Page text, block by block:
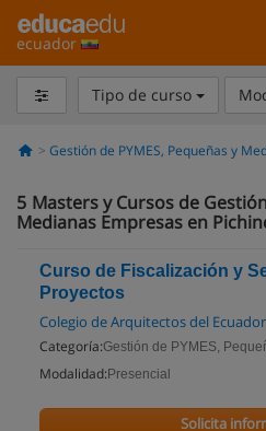
ecuador
Tipo de curso
Gestión de PYMES, Pequeñas y
5 Masters y Cursos de
Medianas Empresas en
Curso de Fiscalización y
Proyectos
Colegio de Arquitectos del
Categoría:Gestión de PYMES,
Modalidad: Presencial
Solicita